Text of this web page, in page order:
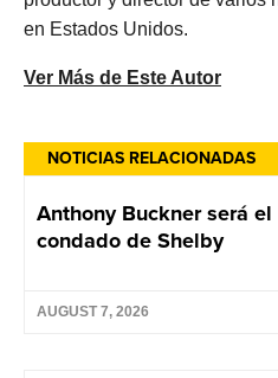
NOTICIAS RELACIONADAS
Anthony Buckner será
condado de Shelby
AUGUST 7, 2026
en Estados Unidos.
Ver Más de Este Autor